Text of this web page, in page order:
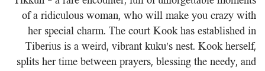
of a ridiculous woman, who will make you crazy with
her special charm. The court Kook has established in
Tiberius is a weird, vibrant kuku’s nest. Kook herself,
splits her time between prayers, blessing the needy, and